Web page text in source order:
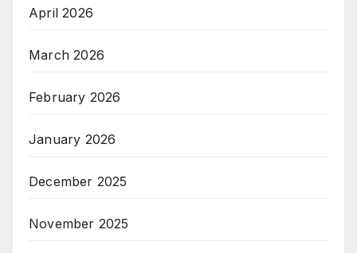
April 2026
March 2026
February 2026
January 2026
December 2025
November 2025